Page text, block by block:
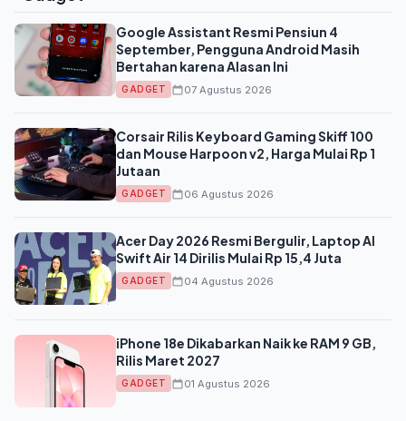
Google Assistant Resmi Pensiun 4
September, Pengguna Android Masih
Bertahan karena Alasan Ini
GADGET 07 Agustus 2026
Corsair Rilis Keyboard Gaming Skiff 100
dan Mouse Harpoon v2, Harga Mulai Rp 1
Jutaan
GADGET 06 Agustus 2026
Acer Day 2026 Resmi Bergulir, Laptop AI
Swift Air 14 Dirilis Mulai Rp 15,4 Juta
GADGET 04 Agustus 2026
iPhone 18e Dikabarkan Naik ke RAM 9 GB,
Rilis Maret 2027
GADGET 01 Agustus 2026